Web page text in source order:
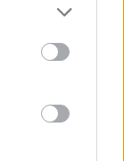
more Google
may click to
party tags to
below Google